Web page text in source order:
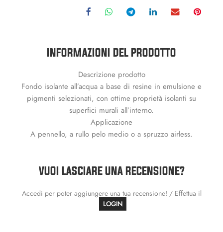
INFORMAZIONI DEL PRODOTTO
Descrizione prodotto
Fondo isolante all’acqua a base di resine in emulsione e
pigmenti selezionati, con ottime proprietà isolanti su
superfici murali all’interno.
Applicazione
A pennello, a rullo pelo medio o a spruzzo airless.
VUOI LASCIARE UNA RECENSIONE?
Accedi per poter aggiungere una tua recensione! / Effettua il
LOGIN